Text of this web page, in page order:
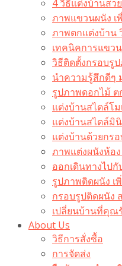
4 วิธีแต่งบ้านสว
ภาพแขวนผนัง เ
ภาพตกแต่งบ้าน
เทคนิคการแขว
วิธีติดตั้งกรอบรู
นำความรู้สึกดีๆ
รูปภาพดอกไม้
แต่งบ้านสไตล์โม
แต่งบ้านสไตล์มิ
แต่งบ้านด้วยกร
ภาพแต่งผนังห้อ
ออกเดินทางไปกั
รูปภาพติดผนัง
กรอบรูปติดผนัง
เปลี่ยนบ้านที่คุณ
About Us
วิธีการสั่งซื้อ
การจัดส่ง